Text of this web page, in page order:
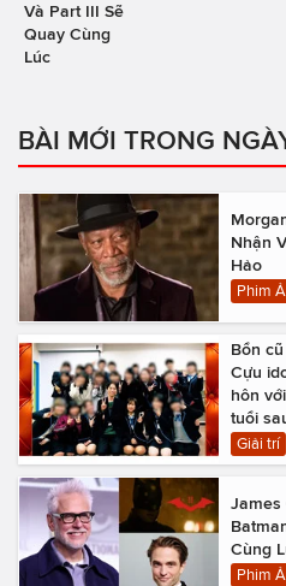
Và Part III Sẽ
Quay Cùng
Lúc
BÀI MỚI TRONG
Nhận
Hảo
Phim
Bổn
Cựu
hôn
tuổi
Giải trí
James
Cùng
Phim